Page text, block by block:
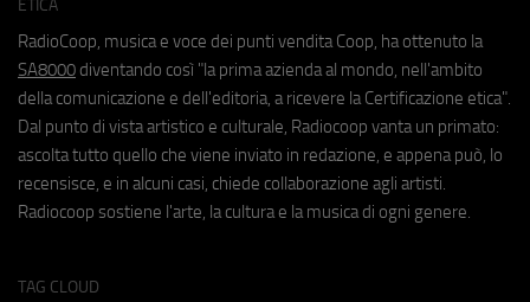
ETICA
RadioCoop, musica e voce dei punti vendita Coop, ha ottenuto la
SA8000 diventando così "la prima azienda al mondo, nell'ambito
della comunicazione e dell'editoria, a ricevere la Certificazione etica".
Dal punto di vista artistico e culturale, Radiocoop vanta un primato:
ascolta tutto quello che viene inviato in redazione, e appena può, lo
recensisce, e in alcuni casi, chiede collaborazione agli artisti.
Radiocoop sostiene l'arte, la cultura e la musica di ogni genere.
TAG CLOUD